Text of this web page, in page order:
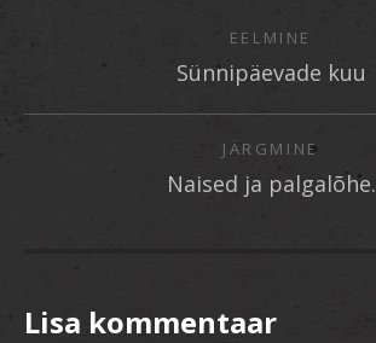
EELMINE
Sünnipäevade kuu
JÄRGMINE
Naised ja palgalõhe.
Lisa kommentaar